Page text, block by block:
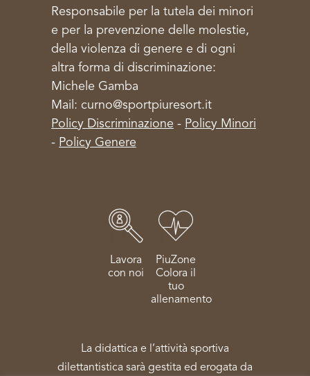
Responsabile per la tutela dei minori
e per la prevenzione delle molestie,
della violenza di genere e di ogni
altra forma di discriminazione:
Michele Gamba
Mail: curno@sportpiuresort.it
Policy Discriminazione - Policy Minori
- Policy Genere
Lavora
con noi
PiuZone
Colora il
tuo
allenamento
La didattica e l’attività sportiva
dilettantistica sarà gestita ed erogata da